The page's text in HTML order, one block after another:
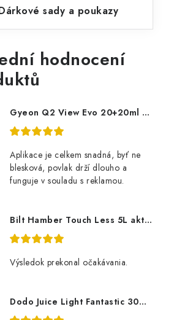
sady a poukazy
hodnocení
Gyeon Q2 View Evo 20+20ml nanopovlak na okna
Aplikace je celkem snadná, byť ne
blesková, povlak drží dlouho a
funguje v souladu s reklamou.
Bilt Hamber Touch Less 5L aktivní pěna
Výsledok prekonal očakávania.
Dodo Juice Light Fantastic 30ml měkký vosk